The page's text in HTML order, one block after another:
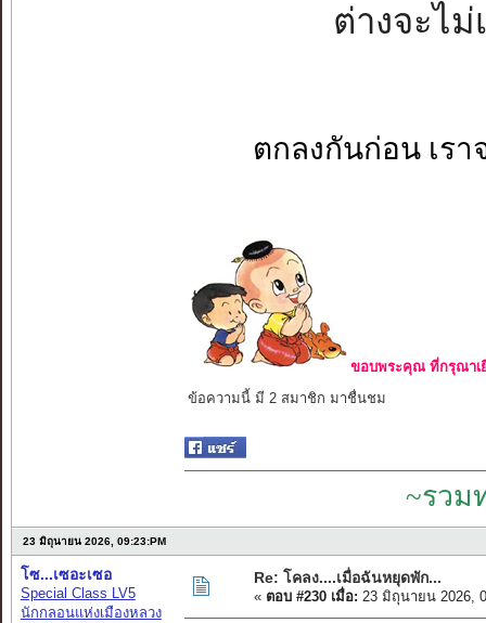
ต่างจะไ
ตกลงกันก่อน เรา
ขอบพระคุณ ที่กรุณาเ
ข้อความนี้ มี 2 สมาชิก มาชื่นชม
~รวม
23 มิถุนายน 2026, 09:23:PM
โซ...เซอะเซอ
Special Class LV5
นักกลอนแห่งเมืองหลวง
Re: โคลง....เมื่อฉันหยุดพัก...
« ตอบ #230 เมื่อ: 23 มิถุนายน 2026,